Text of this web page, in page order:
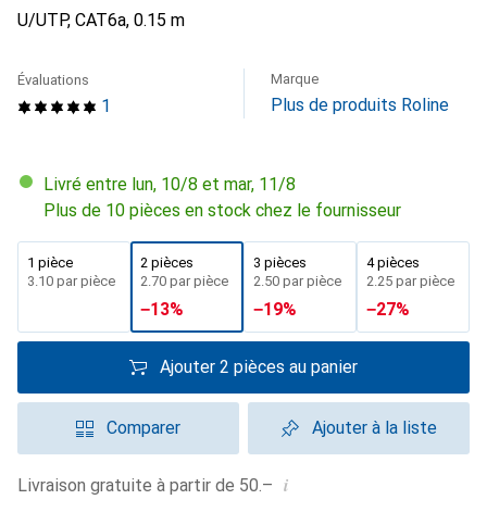
U/UTP, CAT6a, 0.15 m
1
Évaluations Marque
Plus de produits Roline
Livré entre lun, 10/8 et mar, 11/8
Plus de 10 pièces en stock chez le fournisseur
1 pièce
CHF
3.10 par pièce
2 pièces
CHF
2.70 par pièce
−13%
3 pièces
CHF
2.50 par pièce
−19%
4 pièces
CHF
2.25 par pièce
−27%
Ajouter 2 pièces au panier
Comparer Ajouter à la liste
Livraison gratuite à partir de 50.– i